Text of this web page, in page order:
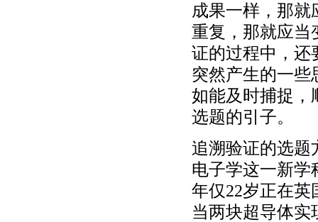
成果一样，那
重复，那就应当
证的过程中，还
突然产生的一些
如能及时捕捉，
选题的引子。
追溯验证的选题
电子学这一新学
年仅22岁正在
当两块超导体